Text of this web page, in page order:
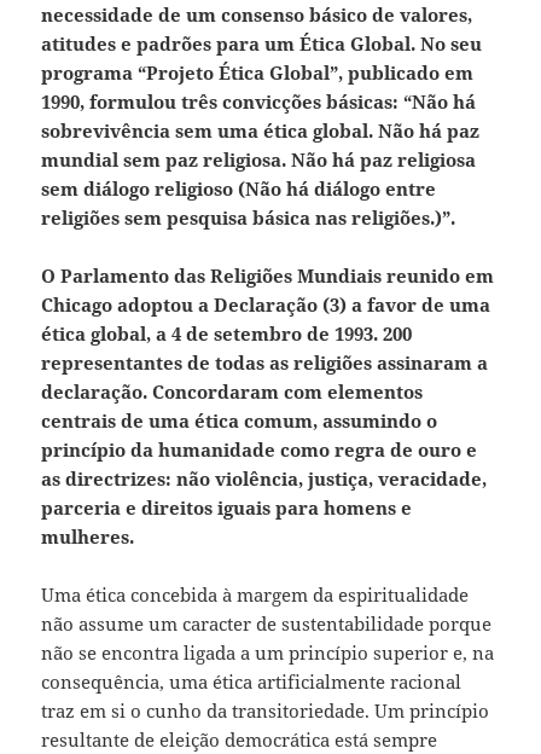
necessidade de um consenso básico de valores,
atitudes e padrões para um Ética Global. No seu
programa “Projeto Ética Global”, publicado em
1990, formulou três convicções básicas: “Não há
sobrevivência sem uma ética global. Não há paz
mundial sem paz religiosa. Não há paz religiosa
sem diálogo religioso (Não há diálogo entre
religiões sem pesquisa básica nas religiões.)”.
O Parlamento das Religiões Mundiais reunido em
Chicago adoptou a Declaração (3) a favor de uma
ética global, a 4 de setembro de 1993. 200
representantes de todas as religiões assinaram a
declaração. Concordaram com elementos
centrais de uma ética comum, assumindo o
princípio da humanidade como regra de ouro e
as directrizes: não violência, justiça, veracidade,
parceria e direitos iguais para homens e
mulheres.
Uma ética concebida à margem da espiritualidade
não assume um caracter de sustentabilidade porque
não se encontra ligada a um princípio superior e, na
consequência, uma ética artificialmente racional
traz em si o cunho da transitoriedade. Um princípio
resultante de eleição democrática está sempre